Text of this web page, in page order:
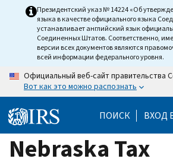
Президентский указ № 14224 «Об
языка в качестве официального языка
устанавливает английский язык
Соединенных Штатов. Соответственно,
версии всех документов являются
всей информации федерального уровня.
Официальный веб-сайт правительства
Вот как это можно распознать
ПОИСК ВХОД
Nebraska Tax